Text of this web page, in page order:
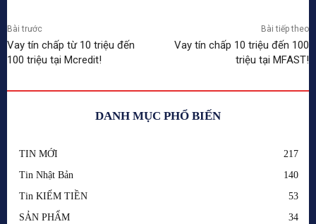
Bài trước
Vay tín chấp từ 10 triệu đến
100 triệu tại Mcredit!
Bài tiếp theo
Vay tín chấp 10 triệu đến 100
triệu tại MFAST!
DANH MỤC PHỔ BIẾN
TIN MỚI
217
Tin Nhật Bản
140
Tin KIẾM TIỀN
53
SẢN PHẨM
34